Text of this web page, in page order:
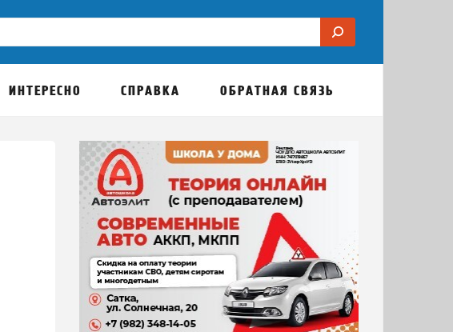
ИНТЕРЕСНО СПРАВКА ОБРАТНАЯ СВЯЗЬ